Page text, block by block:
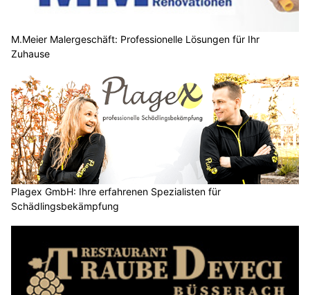
M.Meier Malergeschäft: Professionelle Lösungen für Ihr
Zuhause
Plagex GmbH: Ihre erfahrenen Spezialisten für
Schädlingsbekämpfung